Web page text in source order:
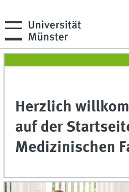
Herzlich
auf der
Medizinischen